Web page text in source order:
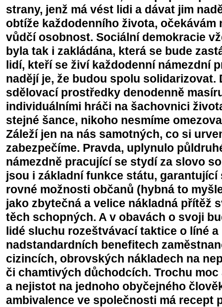
strany, jenž má vést lidi a dávat jim
obtíže každodenního života, očekávám
vůdčí osobnost. Sociální demokracie
byla tak i zakládána, která se bude
lidí, kteří se živí každodenní námezdní
nadějí je, že budou spolu solidarizovat.
sdělovací prostředky denodenně
individuálními hráči na šachovnici
stejné šance, nikoho nesmíme
Záleží jen na nás samotných, co si
zabezpečíme. Pravda, uplynulo
námezdně pracující se stydí za slovo
jsou i základní funkce státu,
rovné možnosti občanů (hybná to
jako zbytečná a velice nákladná přítěž
těch schopných. A v obavách o svoji
lidé sluchu rozeštvávací taktice o líné
nadstandardních benefitech
cizincích, obrovských nákladech na
či chamtivých důchodcích. Trochu
a nejistot na jednoho obyčejného
ambivalence ve společnosti má recept